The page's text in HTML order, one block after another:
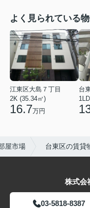
よく見られている
江東区大島７丁目
2K (35.34㎡)
16.7万円
台
屋市場 台東区の賃貸
株式会
03-5818-8387